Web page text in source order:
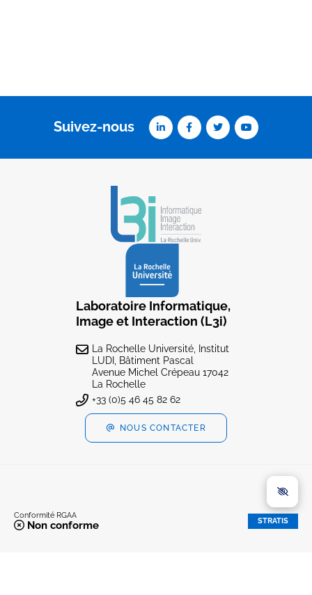
Suivez-nous
Laboratoire Informatique,
Image et Interaction (L3i)
La Rochelle Université, Institut
LUDI, Bâtiment Pascal
Avenue Michel Crépeau 17042
La Rochelle
+33 (0)5 46 45 82 62
NOUS CONTACTER
Conformité RGAA
Non conforme STRATIS